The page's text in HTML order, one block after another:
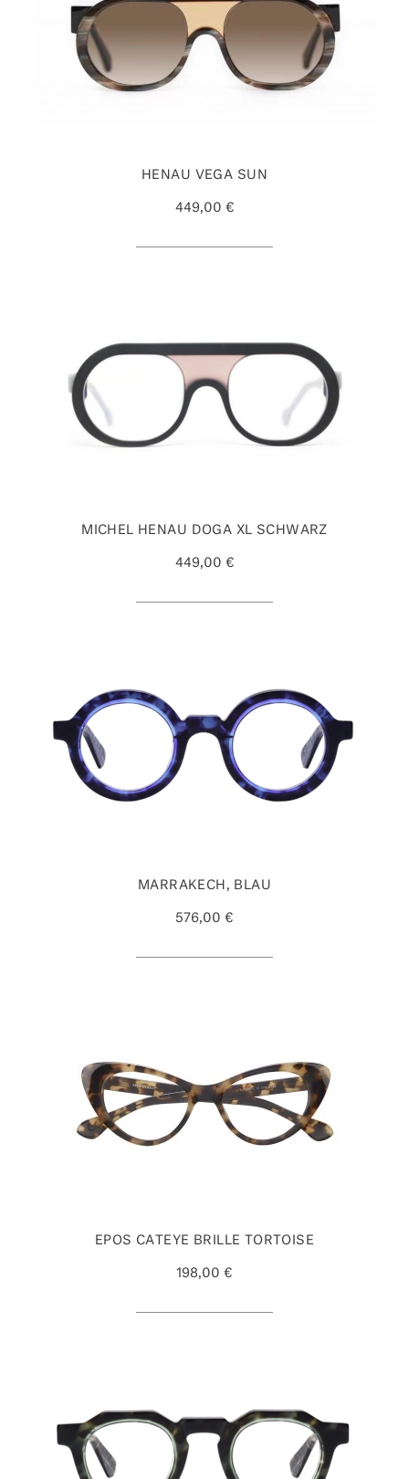
HENAU VEGA SUN
449,00 €
MICHEL HENAU DOGA XL SCHWARZ
449,00 €
MARRAKECH, BLAU
576,00 €
EPOS CATEYE BRILLE TORTOISE
198,00 €